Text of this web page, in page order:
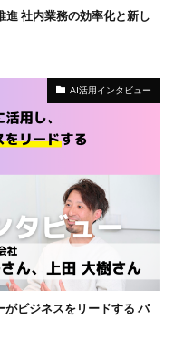
進 社内業務の効率化と新し
AI活用インタビュー
ビジネスをリードする パ